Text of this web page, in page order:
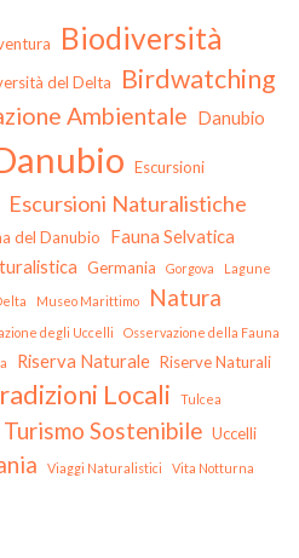
Biodiversità
del Delta Birdwatching
Ambientale Danubio
Escursioni
Escursioni Naturalistiche
del Danubio Fauna Selvatica
Germania Gorgova Lagune
Museo Marittimo Natura
degli Uccelli Osservazione della Fauna
Riserva Naturale Riserve Naturali
Locali Tulcea
Turismo Sostenibile Uccelli
Viaggi Naturalistici Vita Notturna